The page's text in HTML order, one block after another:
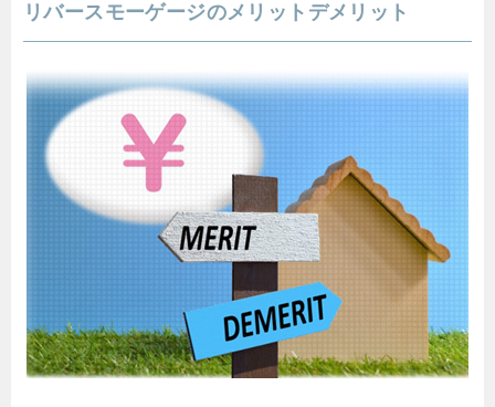
リバースモーゲージのメリットデメリット